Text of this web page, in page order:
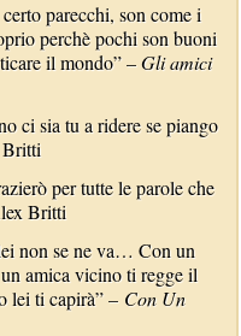
parecchi, son come i
perchè pochi son buoni
il mondo” –Gli amici
ci sia tu a ridere se piango
per tutte le parole che
Britti
non se ne va… Con un
amica vicino ti regge il
lei ti capirà” – Con Un